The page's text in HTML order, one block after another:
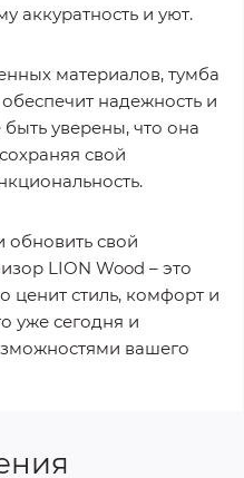
аккуратность и уют.
материалов, тумба
надежность и
уверены, что она
свой
обновить свой
LION Wood – это
ценит стиль, комфорт и
уже сегодня и
вашего